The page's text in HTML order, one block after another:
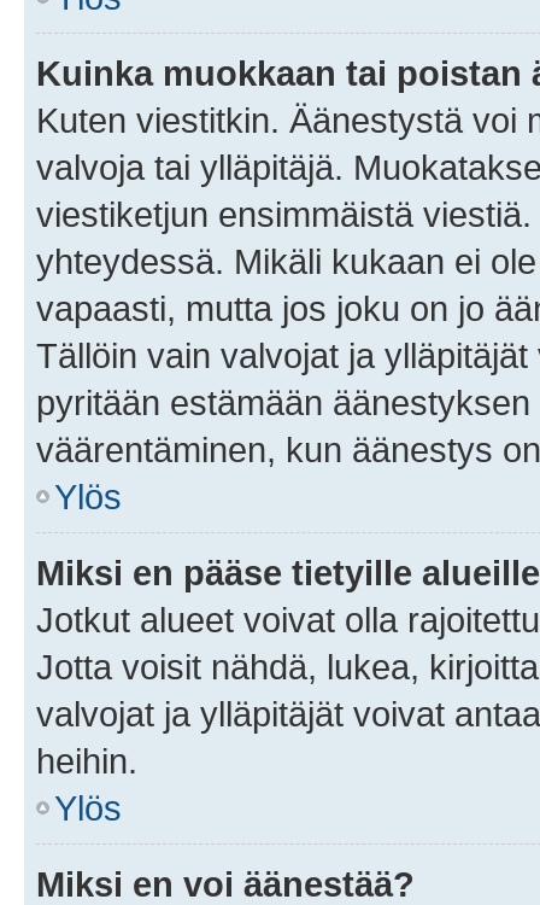
Kuinka muokkaan tai poistan
Kuten viestitkin. Äänestystä voi
valvoja tai ylläpitäjä.
viestiketjun ensimmäistä
yhteydessä. Mikäli kukaan ei
vapaasti, mutta jos joku on jo
Tällöin vain valvojat ja
pyritään estämään
väärentäminen, kun äänestys
Ylös
Miksi en pääse tietyille
Jotkut alueet voivat olla
Jotta voisit nähdä, lukea,
valvojat ja ylläpitäjät voivat
heihin.
Ylös
Miksi en voi äänestää?